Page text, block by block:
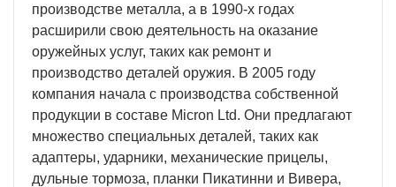
производстве металла, а в 1990-х годах
расширили свою деятельность на оказание
оружейных услуг, таких как ремонт и
производство деталей оружия. В 2005 году
компания начала с производства собственной
продукции в составе Micron Ltd. Они предлагают
множество специальных деталей, таких как
адаптеры, ударники, механические прицелы,
дульные тормоза, планки Пикатинни и Вивера,